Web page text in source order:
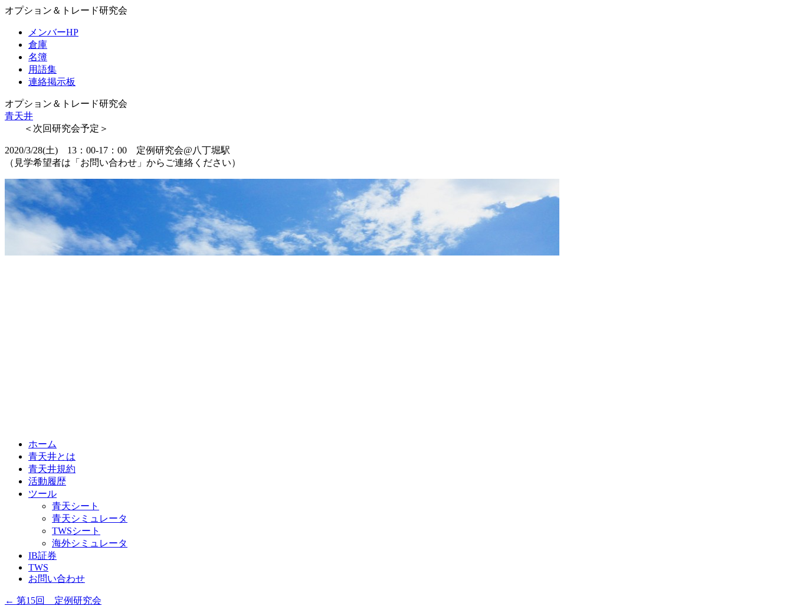
オプション＆トレード研究会
メンバーHP
倉庫
名簿
用語集
連絡掲示板
オプション＆トレード研究会
青天井
＜次回研究会予定＞
2020/3/28(土) 13：00-17：00 定例研究会@八丁堀駅
（見学希望者は「お問い合わせ」からご連絡ください）
ホーム
青天井とは
青天井規約
活動履歴
ツール
青天シート
青天シミュレータ
TWSシート
海外シミュレータ
IB証券
TWS
お問い合わせ
← 第15回 定例研究会